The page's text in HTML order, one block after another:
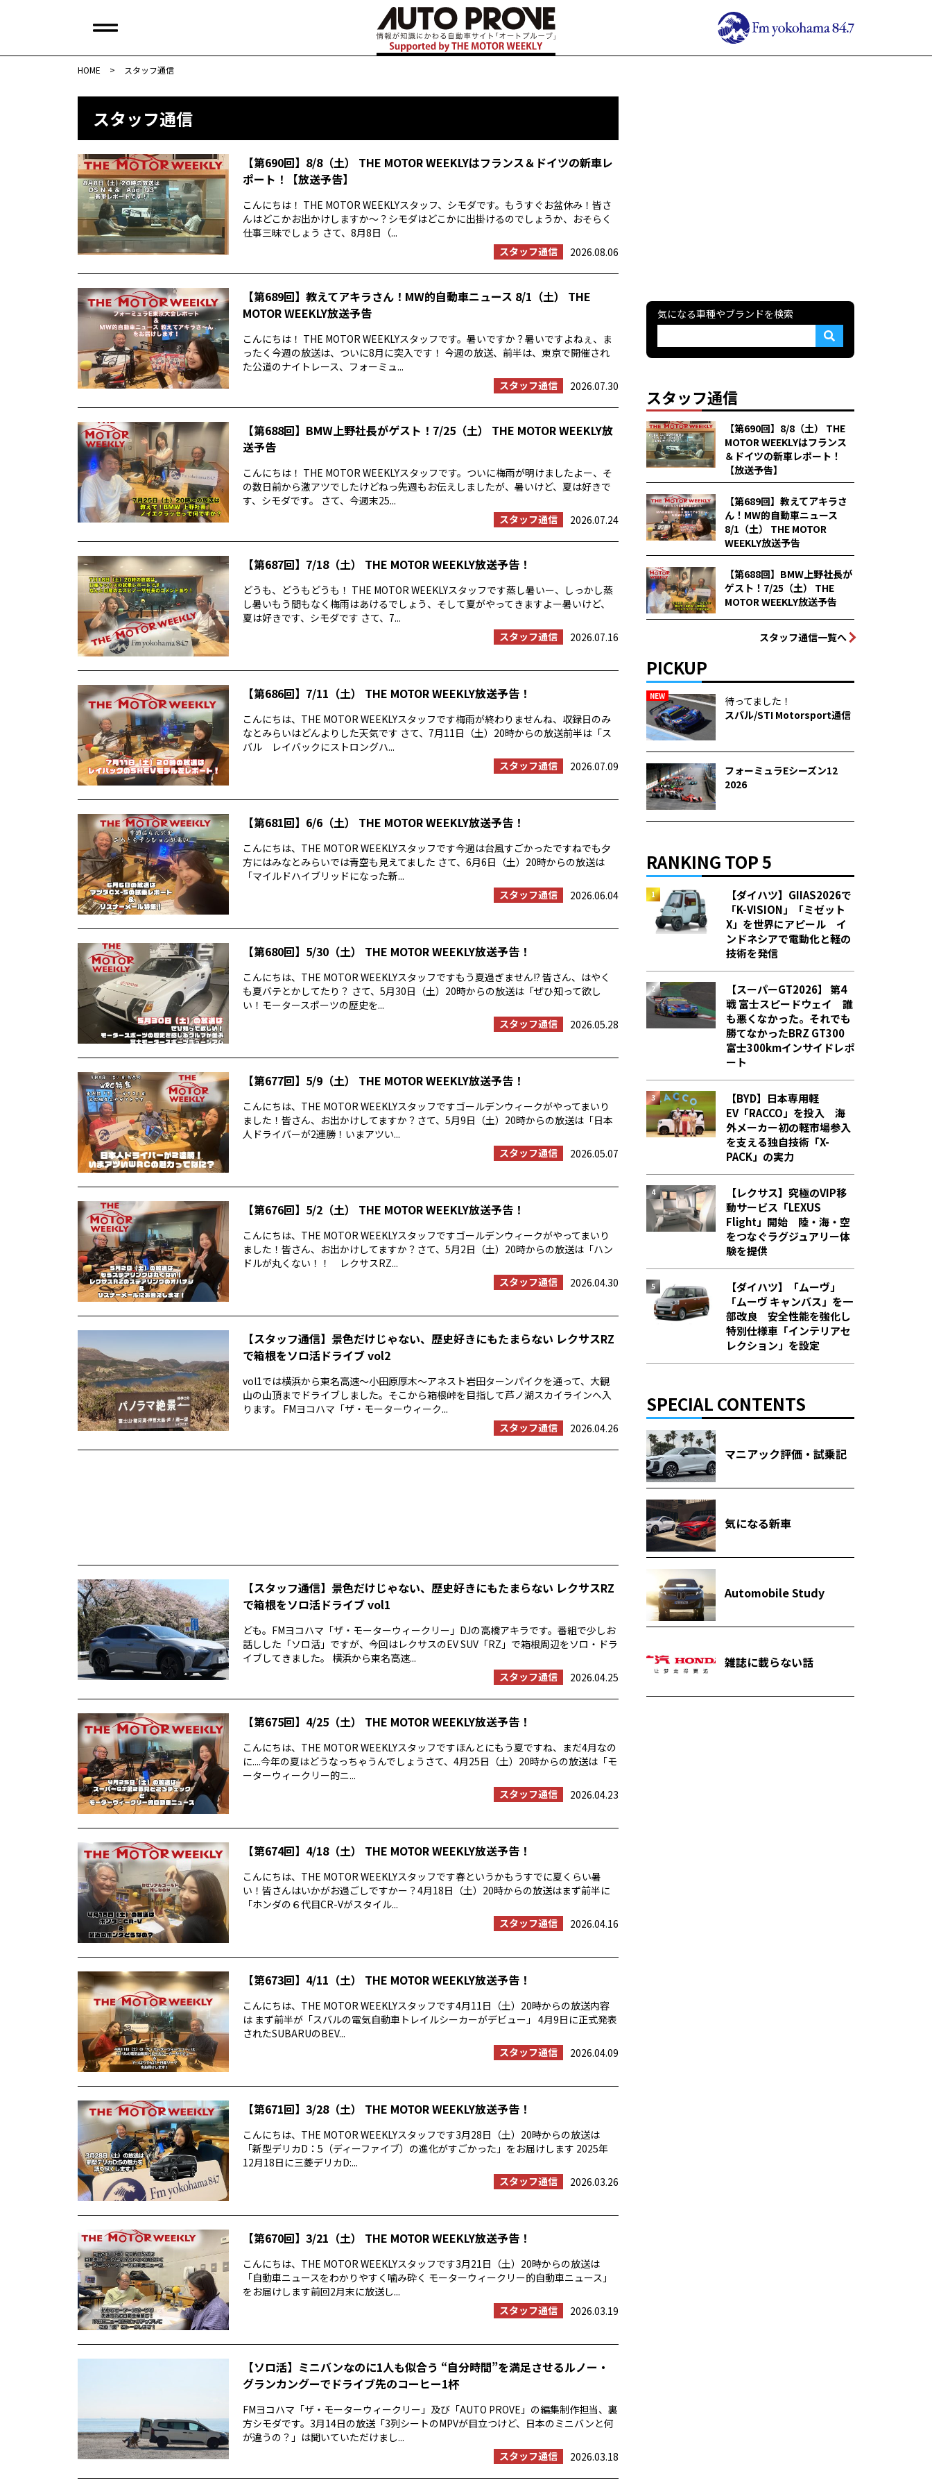
HOME > スタッフ通信
スタッフ通信
【第690回】8/8（土） THE MOTOR WEEKLYはフランス＆ドイツの新車レ
ポート！【放送予告】
こんにちは！ THE MOTOR WEEKLYスタッフ、シモダです。もうすぐお盆休み！皆さ
んはどこかお出かけしますか〜？シモダはどこかに出掛けるのでしょうか、おそらく
仕事三昧でしょう さて、8月8日（...
スタッフ通信
2026.08.06
【第689回】教えてアキラさん！MW的自動車ニュース 8/1（土） THE
MOTOR WEEKLY放送予告
こんにちは！ THE MOTOR WEEKLYスタッフです。暑いですか？暑いですよねぇ、ま
ったく今週の放送は、ついに8月に突入です！ 今週の放送、前半は、東京で開催され
た公道のナイトレース、フォーミュ...
スタッフ通信
2026.07.30
【第688回】BMW上野社長がゲスト！7/25（土） THE MOTOR WEEKLY放
送予告
こんにちは！ THE MOTOR WEEKLYスタッフです。ついに梅雨が明けましたよー、そ
の数日前から激アツでしたけどねっ先週もお伝えしましたが、暑いけど、夏は好きで
す、シモダです。 さて、今週末25...
スタッフ通信
2026.07.24
【第687回】7/18（土） THE MOTOR WEEKLY放送予告！
どうも、どうもどうも！ THE MOTOR WEEKLYスタッフです蒸し暑いー、しっかし蒸
し暑いもう間もなく梅雨はあけるでしょう、そして夏がやってきますよー暑いけど、
夏は好きです、シモダです さて、7...
スタッフ通信
2026.07.16
【第686回】7/11（土） THE MOTOR WEEKLY放送予告！
こんにちは、THE MOTOR WEEKLYスタッフです梅雨が終わりませんね、収録日のみ
なとみらいはどんよりした天気です さて、7月11日（土）20時からの放送前半は「ス
バル レイバックにストロングハ...
スタッフ通信
2026.07.09
【第681回】6/6（土） THE MOTOR WEEKLY放送予告！
こんにちは、THE MOTOR WEEKLYスタッフです今週は台風すごかったですねでも夕
方にはみなとみらいでは青空も見えてました さて、6月6日（土）20時からの放送は
「マイルドハイブリッドになった新...
スタッフ通信
2026.06.04
【第680回】5/30（土） THE MOTOR WEEKLY放送予告！
こんにちは、THE MOTOR WEEKLYスタッフですもう夏過ぎません!? 皆さん、はやく
も夏バテとかしてたり？ さて、5月30日（土）20時からの放送は「ぜひ知って欲し
い！モータースポーツの歴史を...
スタッフ通信
2026.05.28
【第677回】5/9（土） THE MOTOR WEEKLY放送予告！
こんにちは、THE MOTOR WEEKLYスタッフですゴールデンウィークがやってまいり
ました！皆さん、お出かけしてますか？さて、5月9日（土）20時からの放送は「日本
人ドライバーが2連勝！いまアツい...
スタッフ通信
2026.05.07
【第676回】5/2（土） THE MOTOR WEEKLY放送予告！
こんにちは、THE MOTOR WEEKLYスタッフですゴールデンウィークがやってまいり
ました！皆さん、お出かけしてますか？さて、5月2日（土）20時からの放送は「ハン
ドルが丸くない！！ レクサスRZ...
スタッフ通信
2026.04.30
【スタッフ通信】景色だけじゃない、歴史好きにもたまらない レクサスRZ
で箱根をソロ活ドライブ vol2
vol1では横浜から東名高速〜小田原厚木〜アネスト岩田ターンパイクを通って、大観
山の山頂までドライブしました。そこから箱根峠を目指して芦ノ湖スカイラインへ入
ります。 FMヨコハマ「ザ・モーターウィーク...
スタッフ通信
2026.04.26
【スタッフ通信】景色だけじゃない、歴史好きにもたまらない レクサスRZ
で箱根をソロ活ドライブ vol1
ども。FMヨコハマ「ザ・モーターウィークリー」DJの高橋アキラです。番組で少しお
話しした「ソロ活」ですが、今回はレクサスのEV SUV「RZ」で箱根周辺をソロ・ドラ
イブしてきました。 横浜から東名高速...
スタッフ通信
2026.04.25
【第675回】4/25（土） THE MOTOR WEEKLY放送予告！
こんにちは、THE MOTOR WEEKLYスタッフですほんとにもう夏ですね、まだ4月なの
に....今年の夏はどうなっちゃうんでしょうさて、4月25日（土）20時からの放送は「モ
ーターウィークリー的ニ...
スタッフ通信
2026.04.23
【第674回】4/18（土） THE MOTOR WEEKLY放送予告！
こんにちは、THE MOTOR WEEKLYスタッフです春というかもうすでに夏くらい暑
い！皆さんはいかがお過ごしですかー？4月18日（土）20時からの放送はまず前半に
「ホンダの６代目CR-Vがスタイル...
スタッフ通信
2026.04.16
【第673回】4/11（土） THE MOTOR WEEKLY放送予告！
こんにちは、THE MOTOR WEEKLYスタッフです4月11日（土）20時からの放送内容
は まず前半が「スバルの電気自動車トレイルシーカーがデビュー」 4月9日に正式発表
されたSUBARUのBEV...
スタッフ通信
2026.04.09
【第671回】3/28（土） THE MOTOR WEEKLY放送予告！
こんにちは、THE MOTOR WEEKLYスタッフです3月28日（土）20時からの放送は
「新型デリカD：5（ディーファイブ）の進化がすごかった」をお届けします 2025年
12月18日に三菱デリカD:...
スタッフ通信
2026.03.26
【第670回】3/21（土） THE MOTOR WEEKLY放送予告！
こんにちは、THE MOTOR WEEKLYスタッフです3月21日（土）20時からの放送は
「自動車ニュースをわかりやすく噛み砕く モーターウィークリー的自動車ニュース」
をお届けします前回2月末に放送し...
スタッフ通信
2026.03.19
【ソロ活】ミニバンなのに1人も似合う “自分時間”を満足させるルノー・
グランカングーでドライブ先のコーヒー1杯
FMヨコハマ「ザ・モーターウィークリー」及び「AUTO PROVE」の編集制作担当、裏
方シモダです。3月14日の放送「3列シートのMPVが目立つけど、日本のミニバンと何
が違うの？」は聞いていただけまし...
スタッフ通信
2026.03.18
気になる車種やブランドを検索
スタッフ通信
【第690回】8/8（土） THE
MOTOR WEEKLYはフランス
＆ドイツの新車レポート！
【放送予告】
【第689回】教えてアキラさ
ん！MW的自動車ニュース
8/1（土） THE MOTOR
WEEKLY放送予告
【第688回】BMW上野社長が
ゲスト！7/25（土） THE
MOTOR WEEKLY放送予告
スタッフ通信一覧へ
PICKUP
NEW
待ってました！
スバル/STI Motorsport通信
フォーミュラEシーズン12
2026
RANKING TOP 5
【ダイハツ】GIIAS2026で
「K-VISION」「ミゼット
X」を世界にアピール イ
ンドネシアで電動化と軽の
技術を発信
【スーパーGT2026】 第4
戦 富士スピードウェイ 誰
も悪くなかった。それでも
勝てなかった――BRZ GT300
富士300kmインサイドレポ
ート
【BYD】日本専用軽
EV「RACCO」を投入 海
外メーカー初の軽市場参入
を支える独自技術「X-
PACK」の実力
【レクサス】究極のVIP移
動サービス「LEXUS
Flight」開始 陸・海・空
をつなぐラグジュアリー体
験を提供
【ダイハツ】「ムーヴ」
「ムーヴ キャンバス」を一
部改良 安全性能を強化し
特別仕様車「インテリアセ
レクション」を設定
SPECIAL CONTENTS
マニアック評価・試乗記
気になる新車
Automobile Study
雑誌に載らない話